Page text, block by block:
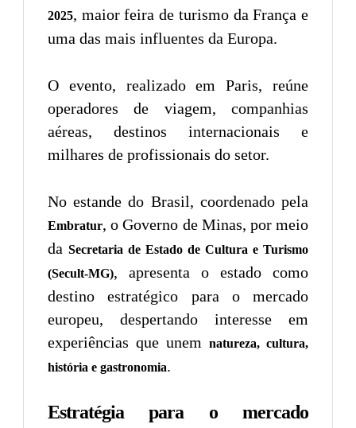
2025, maior feira de turismo da França e
uma das mais influentes da Europa.
O evento, realizado em Paris, reúne
operadores de viagem, companhias
aéreas, destinos internacionais e
milhares de profissionais do setor.
No estande do Brasil, coordenado pela
Embratur, o Governo de Minas, por meio
da Secretaria de Estado de Cultura e Turismo
(Secult-MG), apresenta o estado como
destino estratégico para o mercado
europeu, despertando interesse em
experiências que unem
natureza, cultura,
história e gastronomia.
Estratégia para o mercado